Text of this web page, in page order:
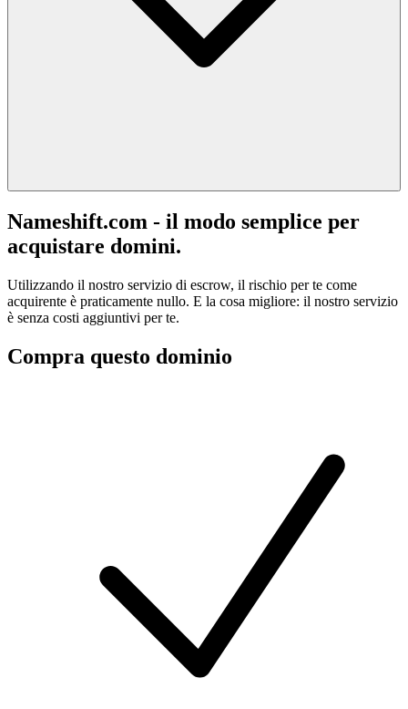
Nameshift.com - il modo semplice per
acquistare domini.
Utilizzando il nostro servizio di escrow, il rischio per te come
acquirente è praticamente nullo. E la cosa migliore: il nostro servizio
è senza costi aggiuntivi per te.
Compra questo dominio